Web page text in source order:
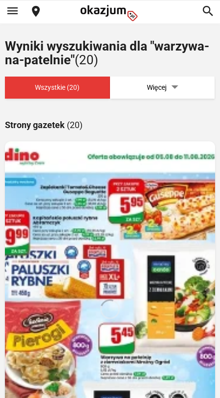
Wyniki wyszukiwania dla "warzywa-
na-patelnie"(20)
Wszystkie (20) Więcej
Strony gazetek (20)